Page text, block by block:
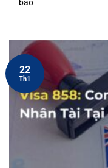
bảo
22
Th1